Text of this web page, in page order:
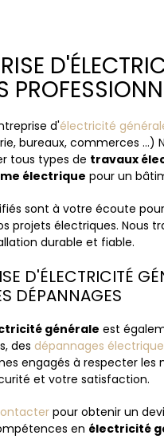
d'électricité
bureaux, commerces
tous types de travaux
électrique pour un
sont à votre écoute
projets électriques. Nous
durable et fiable.
D'ÉLECTRICITÉ
DÉPANNAGES
générale est
des dépannages
engagés à respecter
et votre satisfaction.
pour obtenir un
en électricité